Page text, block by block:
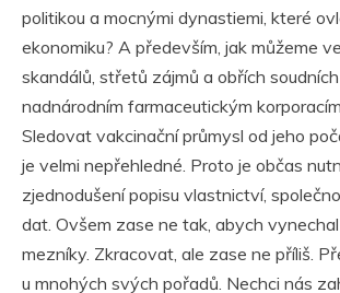
politikou a mocnými dynastiemi, které
ekonomiku? A především, jak můžeme
skandálů, střetů zájmů a obřích
nadnárodním farmaceutickým
Sledovat vakcinační průmysl od jeho
je velmi nepřehledné. Proto je občas
zjednodušení popisu vlastnictví,
dat. Ovšem zase ne tak, abych
mezníky. Zkracovat, ale zase ne příliš.
u mnohých svých pořadů. Nechci nás